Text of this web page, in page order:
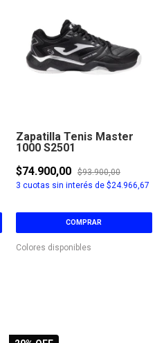
Zapatilla Tenis Master
1000 S2501
$74.900,00
$93.900,00
3 cuotas sin interés de $24.966,67
COMPRAR
Colores disponibles